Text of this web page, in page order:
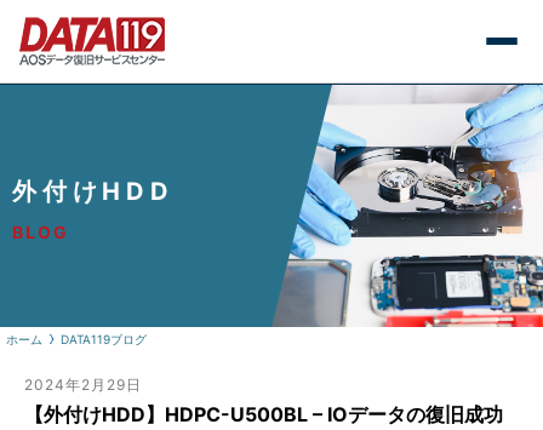
外付けHDD
BLOG
ホーム DATA119ブログ
2024年2月29日
【外付けHDD】HDPC-U500BL – IOデータの復旧成功